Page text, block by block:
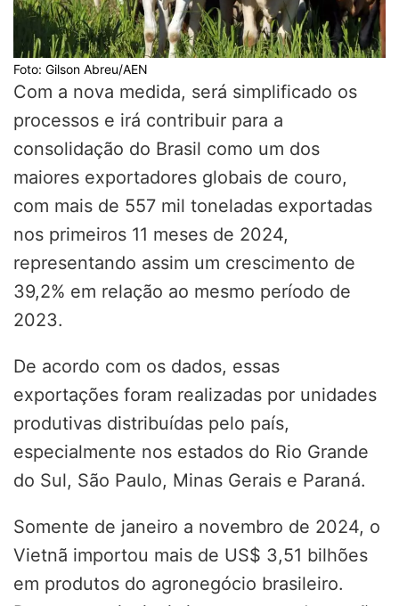
Foto: Gilson Abreu/AEN
Com a nova medida, será simplificado os
processos e irá contribuir para a
consolidação do Brasil como um dos
maiores exportadores globais de couro,
com mais de 557 mil toneladas exportadas
nos primeiros 11 meses de 2024,
representando assim um crescimento de
39,2% em relação ao mesmo período de
2023.
De acordo com os dados, essas
exportações foram realizadas por unidades
produtivas distribuídas pelo país,
especialmente nos estados do Rio Grande
do Sul, São Paulo, Minas Gerais e Paraná.
Somente de janeiro a novembro de 2024, o
Vietnã importou mais de US$ 3,51 bilhões
em produtos do agronegócio brasileiro.